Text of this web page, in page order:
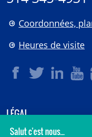
Coordonnées,
Heures de visite
LÉGAL
© 2006-2026CHU Sainte-